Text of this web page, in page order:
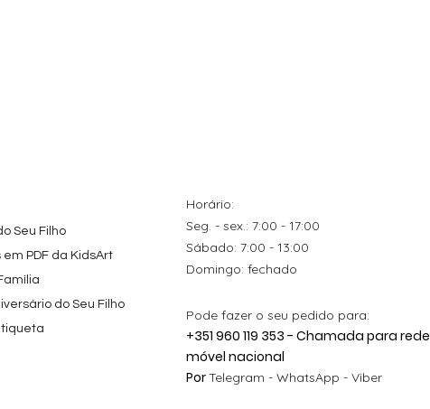
Seu Filho
PDF da KidsArt
do Seu Filho
Horário:
Seg. - sex.: 7:00 - 17:00
​​Sábado: 7:00 - 13:00
​Domingo: fechado
Pode fazer o seu pedido para:
+351 960 119 353 - Chamada para rede
móvel nacional
PorTelegram - WhatsApp - Viber